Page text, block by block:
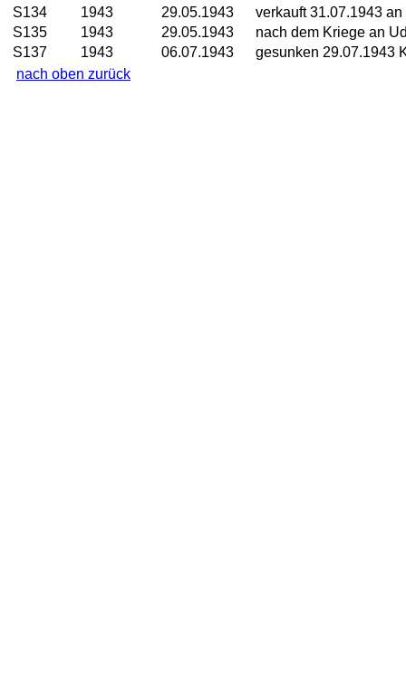
S134 1943 29.05.1943
verkauft 31.07.1943
S135
1943 29.05.1943
nach dem Kriege an
S137
1943 06.07.1943
gesunken 29.07.1943
nach oben zurück